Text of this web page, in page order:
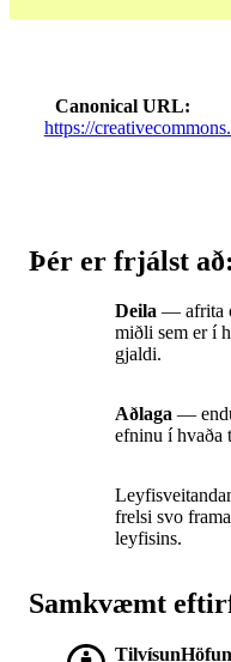
Canonical URL
https://
Þér er frjálst að:
Deila — afrita
miðli sem er í
gjaldi.
Aðlaga —
efninu í hvaða
frelsi svo
leyfisins.
Samkvæmt